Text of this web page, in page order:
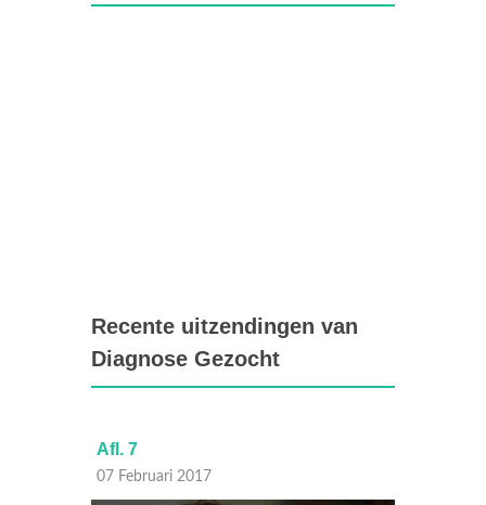
Recente uitzendingen van
Diagnose Gezocht
Afl. 7
07 Februari 2017